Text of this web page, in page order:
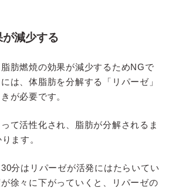
減少する
肪燃焼の効果が減少するためNGで
は、体脂肪を分解する「リパーゼ」
が必要です。
て活性化され、脂肪が分解されるま
ます。
分はリパーゼが活発にはたらいてい
徐々に下がっていくと、リパーゼの